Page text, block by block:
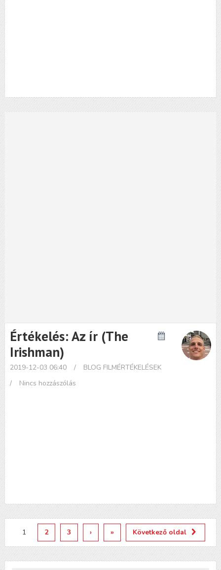
Értékelés: Az ír (The
Irishman)
2019-12-03 06:40 / BLOG FILMÉRTÉKELÉSEK
/
Nincs hozzászólás
1 2 3 › » Következő oldal